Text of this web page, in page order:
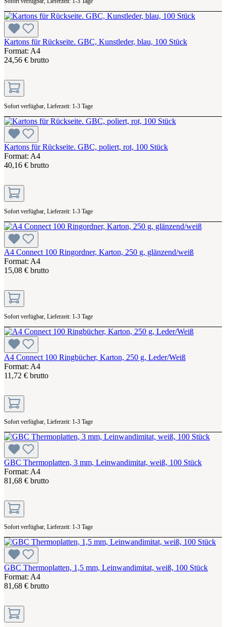
Kartons für Rückseite. GBC, Kunstleder, blau, 100 Stück
Format: A4
24,56 € brutto
Sofort verfügbar, Lieferzeit: 1-3 Tage
Kartons für Rückseite. GBC, poliert, rot, 100 Stück
Format: A4
40,16 € brutto
Sofort verfügbar, Lieferzeit: 1-3 Tage
A4 Connect 100 Ringordner, Karton, 250 g, glänzend/weiß
Format: A4
15,08 € brutto
Sofort verfügbar, Lieferzeit: 1-3 Tage
A4 Connect 100 Ringbücher, Karton, 250 g, Leder/Weiß
Format: A4
11,72 € brutto
Sofort verfügbar, Lieferzeit: 1-3 Tage
GBC Thermoplatten, 3 mm, Leinwandimitat, weiß, 100 Stück
Format: A4
81,68 € brutto
Sofort verfügbar, Lieferzeit: 1-3 Tage
GBC Thermoplatten, 1,5 mm, Leinwandimitat, weiß, 100 Stück
Format: A4
81,68 € brutto